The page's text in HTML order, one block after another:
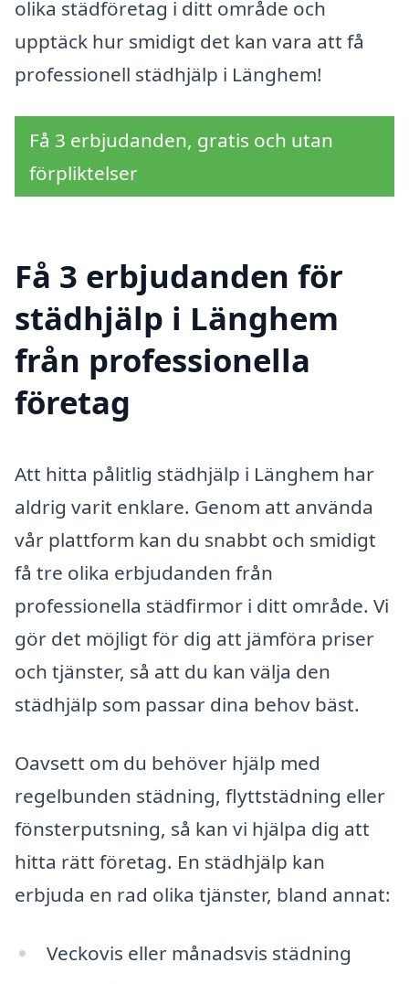
olika städföretag i ditt område och
upptäck hur smidigt det kan vara att få
professionell städhjälp i Länghem!
Få 3 erbjudanden, gratis och utan
förpliktelser
Få 3 erbjudanden för
städhjälp i Länghem
från professionella
företag
Att hitta pålitlig städhjälp i Länghem har
aldrig varit enklare. Genom att använda
vår plattform kan du snabbt och smidigt
få tre olika erbjudanden från
professionella städfirmor i ditt område. Vi
gör det möjligt för dig att jämföra priser
och tjänster, så att du kan välja den
städhjälp som passar dina behov bäst.
Oavsett om du behöver hjälp med
regelbunden städning, flyttstädning eller
fönsterputsning, så kan vi hjälpa dig att
hitta rätt företag. En städhjälp kan
erbjuda en rad olika tjänster, bland annat:
Veckovis eller månadsvis städning